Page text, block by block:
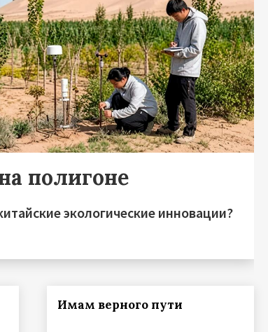
полигоне
экологические инновации?
Имам верного пути